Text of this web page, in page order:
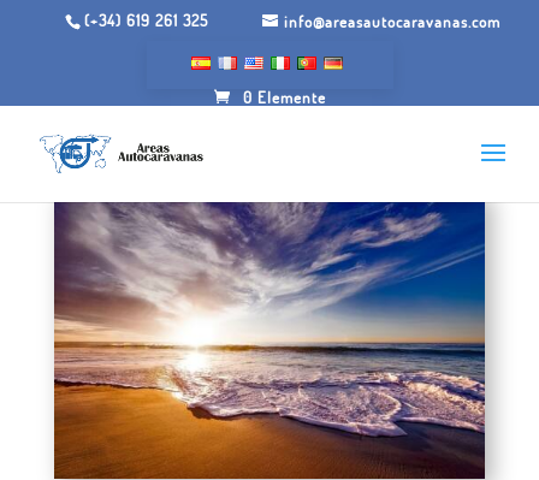
(+34) 619 261 325 info@areasautocaravanas.com
0 Elemente